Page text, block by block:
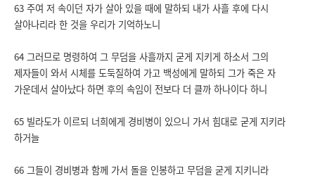
63 주여 저 속이던 자가 살아 있을 때에 말하되 내가 사흘 후에 다시
살아나리라 한 것을 우리가 기억하노니
64 그러므로 명령하여 그 무덤을 사흘까지 굳게 지키게 하소서 그의
제자들이 와서 시체를 도둑질하여 가고 백성에게 말하되 그가 죽은 자
가운데서 살아났다 하면 후의 속임이 전보다 더 클까 하나이다 하니
65 빌라도가 이르되 너희에게 경비병이 있으니 가서 힘대로 굳게 지키라
하거늘
66 그들이 경비병과 함께 가서 돌을 인봉하고 무덤을 굳게 지키니라